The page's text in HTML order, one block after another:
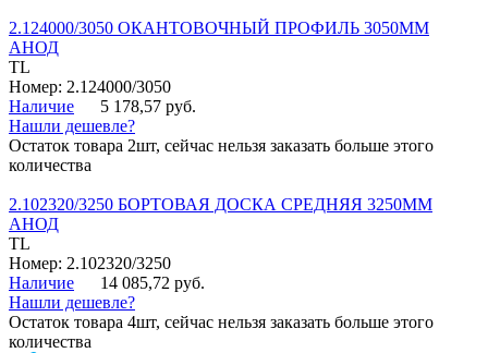
2.124000/3050 ОКАНТОВОЧНЫЙ ПРОФИЛЬ 3050ММ
АНОД
TL
Номер: 2.124000/3050
Наличие
5 178,57 руб.
Нашли дешевле?
Остаток товара 2шт, сейчас нельзя заказать больше этого
количества
2.102320/3250 БОРТОВАЯ ДОСКА СРЕДНЯЯ 3250ММ
АНОД
TL
Номер: 2.102320/3250
Наличие
14 085,72 руб.
Нашли дешевле?
Остаток товара 4шт, сейчас нельзя заказать больше этого
количества